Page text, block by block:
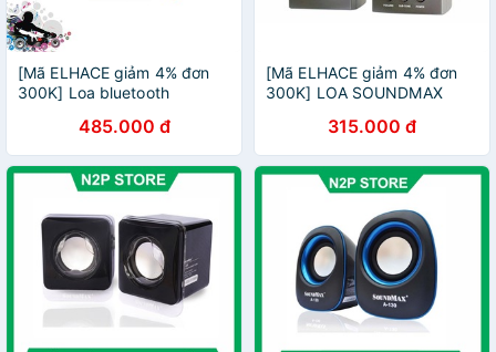
[Mã ELHACE giảm 4% đơn
300K] Loa bluetooth
nhiều màu nhấp nháy theo
điệu nhạc R600
485.000 đ
[Mã ELHACE giảm 4% đơn
300K] LOA SOUNDMAX
315.000 đ